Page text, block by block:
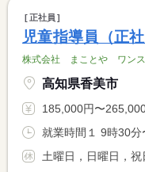
正社員
児童指導員（正
株式会社 まことや ワン
高知県香美市
185,000円〜265,000円 ※フルタイム求人の
就業時間１ 9時30
土曜日，日曜日，